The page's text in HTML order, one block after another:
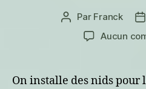
Auteur
l’article
Par Franck
Aucun
On installe des nids pour